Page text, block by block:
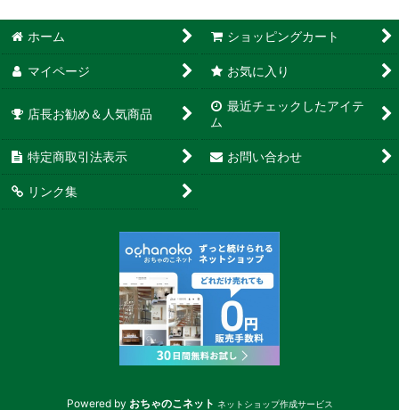
ホーム ショッピングカート
マイページ お気に入り
店長お勧め＆人気商品
最近チェックしたアイテ
ム
特定商取引法表示 お問い合わせ
リンク集
Powered by おちゃのこネット ネットショップ作成サービス